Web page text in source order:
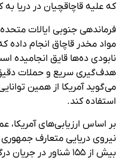
که علیه قاچاقچیان در دریا
فرماندهی جنوبی ایالات
نابودی ده‌ها قایق انجامیده
هدف‌گیری سریع و حملات
می‌گوید آمریکا از همین
استفاده کند.
بر اساس ارزیابی‌های آمریکا،
نیروی دریایی متعارف جمهوری
بیش از ۱۵۵ شناور در جریان درگیری‌ها غرق شده‌اند.